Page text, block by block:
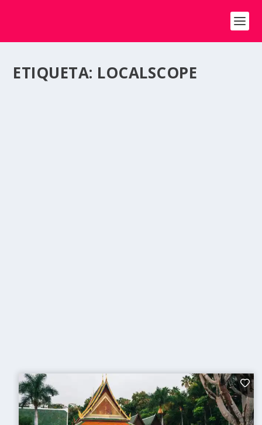
ETIQUETA: LOCALSCOPE